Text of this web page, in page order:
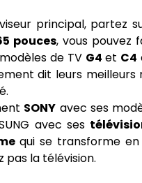
principal, partez
pouces, vous pouvez
de TV G4 et C4
dit leurs meilleurs
SONY avec ses
avec ses
qui se transforme en
pas la télévision.